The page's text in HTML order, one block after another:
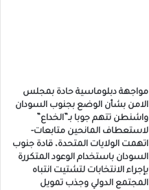
مواجهة دبلوماسية حادة بمجلس
الامن بشأن الوضع بجنوب السودان
واشنطن تتهم جوبا بـ”الخداع”
لاستعطاف المانحين متابعات-
اتهمت الولايات المتحدة، قادة جنوب
السودان باستخدام الوعود المتكررة
بإجراء الانتخابات لتشتيت انتباه
المجتمع الدولي وجذب تمويل